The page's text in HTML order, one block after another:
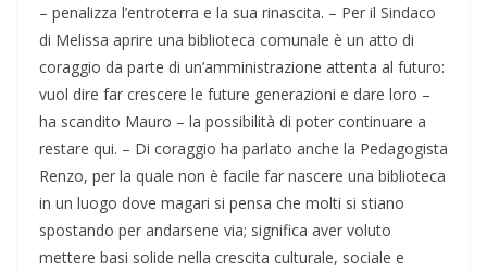
– penalizza l’entroterra e la sua rinascita. – Per il Sindaco
di Melissa aprire una biblioteca comunale è un atto di
coraggio da parte di un’amministrazione attenta al futuro:
vuol dire far crescere le future generazioni e dare loro –
ha scandito Mauro – la possibilità di poter continuare a
restare qui. – Di coraggio ha parlato anche la Pedagogista
Renzo, per la quale non è facile far nascere una biblioteca
in un luogo dove magari si pensa che molti si stiano
spostando per andarsene via; significa aver voluto
mettere basi solide nella crescita culturale, sociale e